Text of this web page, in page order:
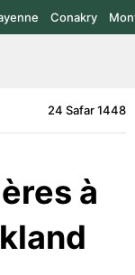
Conakry
24 Safar 1448
à